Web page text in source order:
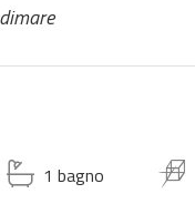
1 bagno